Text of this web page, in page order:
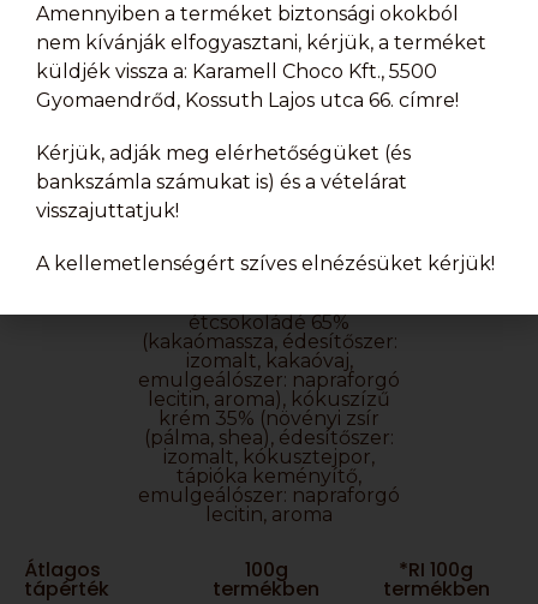
Termékadatok
Az alábbiakban feltüntetett termékadatok és a
termékre vonatkozó információk csak az előzetes
tájékozódást szolgálják, a termék átvételét követően
végleges tájékoztatást kap az adott termék címkéje
étcsokoládé 65%
(kakaómassza, édesítőszer:
izomalt, kakaóvaj,
emulgeálószer: napraforgó
lecitin, aroma), kókuszízű
krém 35% (növényi zsír
(pálma, shea), édesítőszer:
izomalt, kókusztejpor,
tápióka keményítő,
emulgeálószer: napraforgó
lecitin, aroma
Átlagos
tápérték
100g
termékben
*RI 100g
termékben
Amennyiben a terméket biztonsági okokból
nem kívánják elfogyasztani, kérjük, a terméket
küldjék vissza a: Karamell Choco Kft., 5500
Gyomaendrőd, Kossuth Lajos utca 66. címre!
Kérjük, adják meg elérhetőségüket (és
bankszámla számukat is) és a vételárat
visszajuttatjuk!
A kellemetlenségért szíves elnézésüket kérjük!